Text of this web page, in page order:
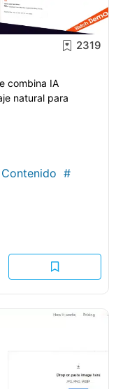
2319
combina IA
natural para
#